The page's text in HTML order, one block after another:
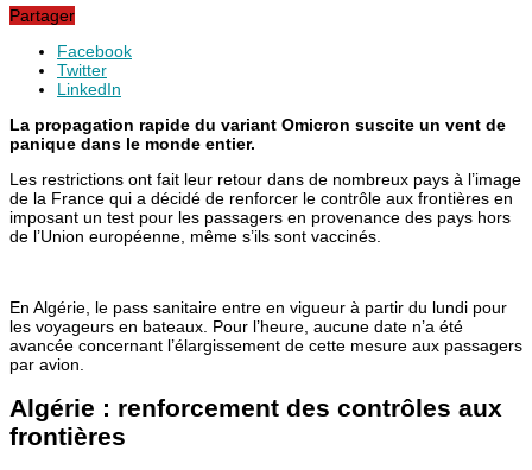
Partager
Facebook
Twitter
LinkedIn
La propagation rapide du variant Omicron suscite un vent de
panique dans le monde entier.
Les restrictions ont fait leur retour dans de nombreux pays à l’image
de la France qui a décidé de renforcer le contrôle aux frontières en
imposant un test pour les passagers en provenance des pays hors
de l’Union européenne, même s’ils sont vaccinés.
En Algérie, le pass sanitaire entre en vigueur à partir du lundi pour
les voyageurs en bateaux. Pour l’heure, aucune date n’a été
avancée concernant l’élargissement de cette mesure aux passagers
par avion.
Algérie : renforcement des contrôles aux
frontières